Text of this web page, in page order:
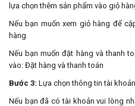
lựa chọn thêm sản phẩm vào giỏ
Nếu bạn muốn xem giỏ hàng để
hàng
Nếu bạn muốn đặt hàng và thanh
vào: Đặt hàng và thanh toán
Bước 3: Lựa chọn thông tin tài
Nếu bạn đã có tài khoản vui lòng